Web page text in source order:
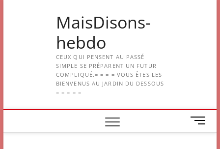
MaisDisons-
hebdo
CEUX QUI PENSENT AU PASSÉ
SIMPLE SE PRÉPARENT UN FUTUR
COMPLIQUÉ.= = = = VOUS ÊTES LES
BIENVENUS AU JARDIN DU DESSOUS
= = = = =
M
e